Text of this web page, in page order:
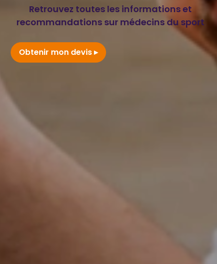
Retrouvez toutes les informations et
recommandations sur médecins du sport
Obtenir mon devis